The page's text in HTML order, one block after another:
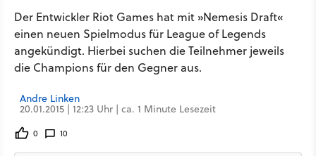
Der Entwickler Riot Games hat mit »Nemesis Draft«
einen neuen Spielmodus für League of Legends
angekündigt. Hierbei suchen die Teilnehmer jeweils
die Champions für den Gegner aus.
Andre Linken
20.01.2015 | 12:23 Uhr | ca. 1 Minute Lesezeit
0 10